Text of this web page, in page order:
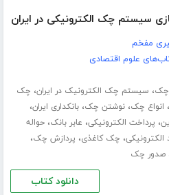
سیستم چک الکترونیکی در ایران
مفخم
علوم اقتصادی
چک، سیستم چک الکترونیک در ایران، چک
، انواع چک،نوشتن چک،بانکداری ایران،
، پرداخت الکترونیکی، عابر بانک،حواله
الکترونیکی، چک کاغذی، پردازش چک،
صدور چک
دانلود کتاب